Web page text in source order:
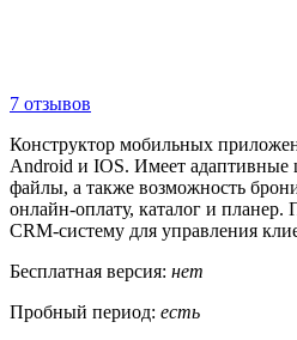
7 отзывов
Конструктор мобильных
Android и IOS. Имеет адаптивные
файлы, а также возможность
онлайн-оплату, каталог и планер.
CRM-систему для управления
Бесплатная версия: нет
Пробный период: есть